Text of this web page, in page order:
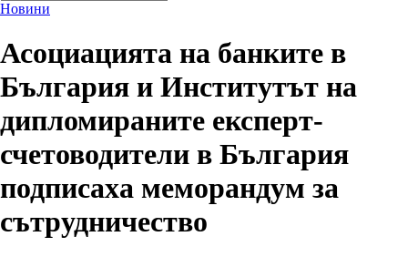
Новини
Асоциацията на банките в
България и Институтът на
дипломираните експерт-
счетоводители в България
подписаха меморандум за
сътрудничество